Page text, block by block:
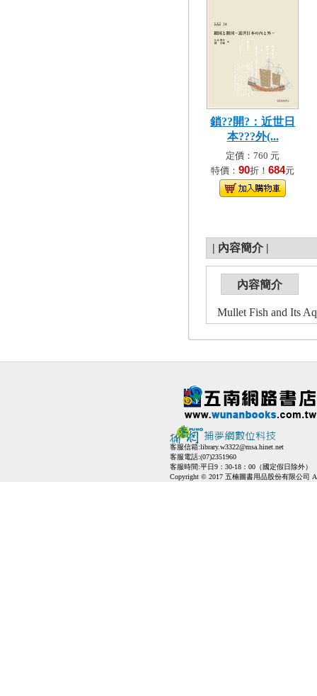
鎖??開?：近世日
本???外(...
定價：760 元
特價： 90折！ 684元
| 內容簡介 |
內容簡介
Mullet Fish and Its
客服信箱:library.w3322@msa.hinet.net
客服電話:(07)2351960
客服時間:平日9：30-18：00（國定假日除外）
Copyright © 2017 五楠圖書用品股份有限公司